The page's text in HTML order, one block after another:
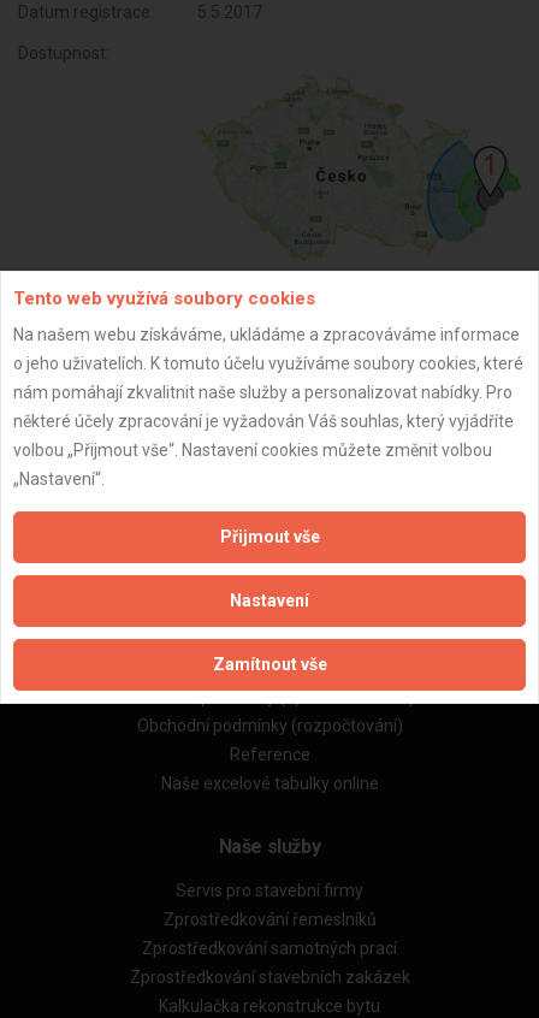
Datum registrace: 5.5.2017
Dostupnost:
ZPĚT
Aktualizováno z portálu ARES dne 30.12.2023 09:30:12
Důležité informace
Naše firmy a řemeslníci
Zpracování a ochrana osobních údajů
Zásady pro používání souborů cookie
Obchodní podmínky (zprostředkování)
Obchodní podmínky (rozpočtování)
Reference
Naše excelové tabulky online
Naše služby
Servis pro stavební firmy
Zprostředkování řemeslníků
Zprostředkování samotných prací
Zprostředkování stavebních zakázek
Kalkulačka rekonstrukce bytu
Tento web využívá soubory cookies
Na našem webu získáváme, ukládáme a zpracováváme informace
o jeho uživatelích. K tomuto účelu využíváme soubory cookies, které
nám pomáhají zkvalitnit naše služby a personalizovat nabídky. Pro
některé účely zpracování je vyžadován Váš souhlas, který vyjádříte
volbou „Přijmout vše“. Nastavení cookies můžete změnit volbou
„Nastavení“.
Přijmout vše
Nastavení
Zamítnout vše